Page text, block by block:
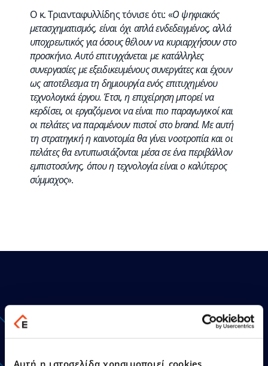
Ο κ. Τριανταφυλλίδης τόνισε ότι: «Ο ψηφιακός
μετασχηματισμός, είναι όχι απλά ενδεδειγμένος, αλλά
υποχρεωτικός για όσους θέλουν να κυριαρχήσουν στο
προσκήνιο. Αυτό επιτυγχάνεται με κατάλληλες
συνεργασίες με εξειδικευμένους συνεργάτες και έχουν
ως αποτέλεσμα τη δημιουργία ενός επιτυχημένου
τεχνολογικά έργου. Έτσι, η επιχείρηση μπορεί να
κερδίσει, οι εργαζόμενοι να είναι πιο παραγωγικοί και
οι πελάτες να παραμένουν πιστοί στο brand. Με αυτή
τη στρατηγική η καινοτομία θα γίνει νοοτροπία και οι
πελάτες θα εντυπωσιάζονται μέσα σε ένα περιβάλλον
εμπιστοσύνης, όπου η τεχνολογία είναι ο καλύτερος
σύμμαχος».
Ανακοινώσεις - Δελτία
Τύπου